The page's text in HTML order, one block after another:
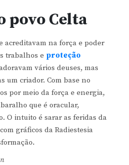
povo Celta
acreditavam na força e poder
trabalhos e proteção
vários deuses, mas
um criador. Com base no
por meio da força e energia,
que é oracular,
O intuito é sarar as feridas da
gráficos da Radiestesia